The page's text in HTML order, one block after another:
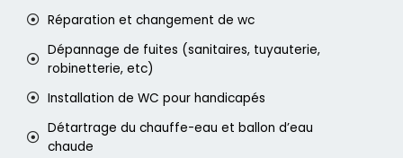
Réparation et changement de wc
Dépannage de fuites (sanitaires, tuyauterie,
robinetterie, etc)
Installation de WC pour handicapés
Détartrage du chauffe-eau et ballon d’eau
chaude